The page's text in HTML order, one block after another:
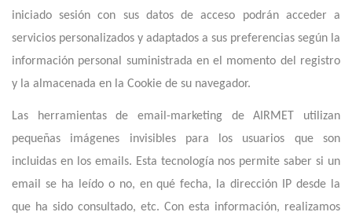
iniciado sesión con sus datos de acceso podrán acceder a
servicios personalizados y adaptados a sus preferencias según la
información personal suministrada en el momento del registro
y la almacenada en la Cookie de su navegador.
Las herramientas de email-marketing de AIRMET utilizan
pequeñas imágenes invisibles para los usuarios que son
incluidas en los emails. Esta tecnología nos permite saber si un
email se ha leído o no, en qué fecha, la dirección IP desde la
que ha sido consultado, etc. Con esta información, realizamos